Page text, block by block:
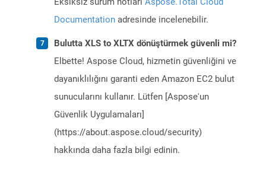
Documentation adresinde incelenebilir.
Bulutta XLS to XLTX dönüştürmek güvenli mi?
Elbette! Aspose Cloud, hizmetin güvenliğini ve
dayanıklılığını garanti eden Amazon EC2 bulut
sunucularını kullanır. Lütfen [Aspose'un
Güvenlik Uygulamaları]
(https://about.aspose.cloud/security)
hakkında daha fazla bilgi edinin.